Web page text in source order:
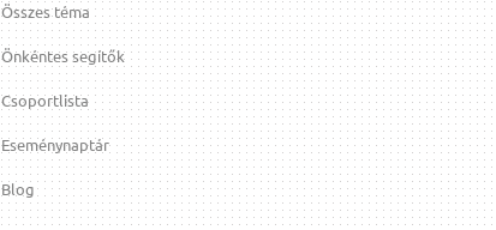
Összes téma
Önkéntes segítők
Csoportlista
Eseménynaptár
Blog